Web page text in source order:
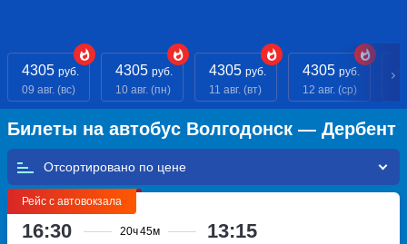
4305 руб.
09 авг. (вс)
4305 руб.
10 авг. (пн)
4305 руб.
11 авг. (вт)
4305 руб.
12 авг. (ср)
Билеты на автобус Волгодонск — Дербент
Отсортировано по
Рейс с автовокзала
16:30 20ч45м 13:15